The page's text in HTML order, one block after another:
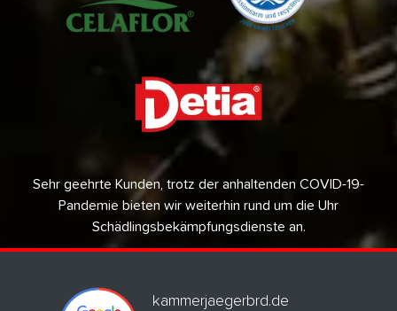
Sehr geehrte Kunden, trotz der anhaltenden COVID-19-
Pandemie bieten wir weiterhin rund um die Uhr
Schädlingsbekämpfungsdienste an.
kammerjaegerbrd.de